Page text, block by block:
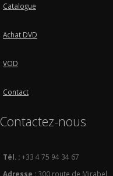
Catalogue
Achat DVD
VOD
Contact
Contactez-nous
Tél. :+33 4 75 94 34 67
Adresse : 300 route de Mirabel